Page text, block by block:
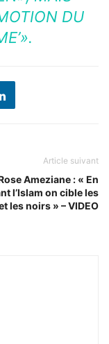
DU
Article suivant
Ameziane : « En
l’Islam on cible les
les noirs » – VIDEO